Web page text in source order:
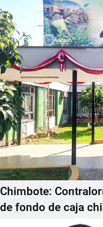
Chimbote:
de fondo de caja